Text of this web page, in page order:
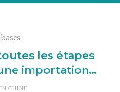
les étapes
importation…
CHINE